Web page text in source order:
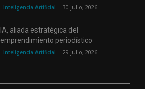
Inteligencia Artificial 30 julio, 2026
IA, aliada estratégica del
emprendimiento periodístico
Inteligencia Artificial 29 julio, 2026